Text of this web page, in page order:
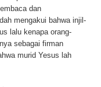
dan
mengakui bahwa injil-
lalu kenapa orang-
sebagai firman
murid Yesus lah